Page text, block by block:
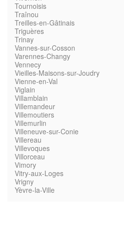
Tournoisis
Traînou
Treilles-en-Gâtinais
Triguères
Trinay
Vannes-sur-Cosson
Varennes-Changy
Vennecy
Vieilles-Maisons-sur-Joudry
Vienne-en-Val
Viglain
Villamblain
Villemandeur
Villemoutiers
Villemurlin
Villeneuve-sur-Conie
Villereau
Villevoques
Villorceau
Vimory
Vitry-aux-Loges
Vrigny
Yèvre-la-Ville